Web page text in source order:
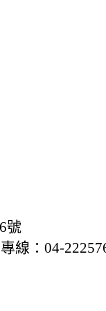
號
線：04-